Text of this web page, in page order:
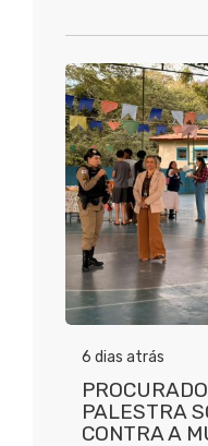
6 dias atrás
PALESTRA
CONTRA A